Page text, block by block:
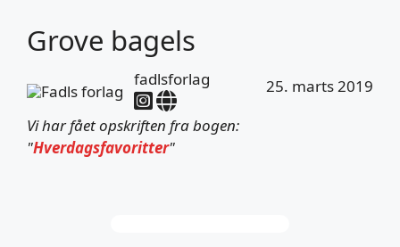
Grove bagels
fadlsforlag
25. marts 2019
Vi har fået opskriften fra bogen:
"Hverdagsfavoritter"